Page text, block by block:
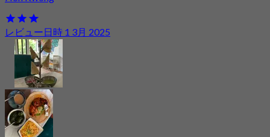
レビュー日時 1 3月 2025